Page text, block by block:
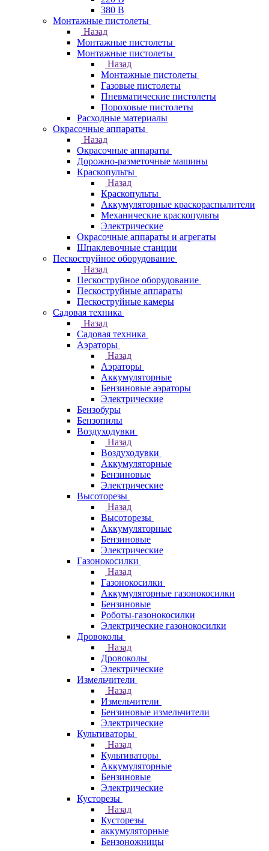
380 В
Монтажные пистолеты
Назад
Монтажные пистолеты
Монтажные пистолеты
Назад
Монтажные пистолеты
Газовые пистолеты
Пневматические пистолеты
Пороховые пистолеты
Расходные материалы
Окрасочные аппараты
Назад
Окрасочные аппараты
Дорожно-разметочные машины
Краскопульты
Назад
Краскопульты
Аккумуляторные краскораспылители
Механические краскопульты
Электрические
Окрасочные аппараты и агрегаты
Шпаклевочные станции
Пескоструйное оборудование
Назад
Пескоструйное оборудование
Пескоструйные аппараты
Пескоструйные камеры
Садовая техника
Назад
Садовая техника
Аэраторы
Назад
Аэраторы
Аккумуляторные
Бензиновые аэраторы
Электрические
Бензобуры
Бензопилы
Воздуходувки
Назад
Воздуходувки
Аккумуляторные
Бензиновые
Электрические
Высоторезы
Назад
Высоторезы
Аккумуляторные
Бензиновые
Электрические
Газонокосилки
Назад
Газонокосилки
Аккумуляторные газонокосилки
Бензиновые
Роботы-газонокосилки
Электрические газонокосилки
Дровоколы
Назад
Дровоколы
Электрические
Измельчители
Назад
Измельчители
Бензиновые измельчители
Электрические
Культиваторы
Назад
Культиваторы
Аккумуляторные
Бензиновые
Электрические
Кусторезы
Назад
Кусторезы
аккумуляторные
Бензоножницы